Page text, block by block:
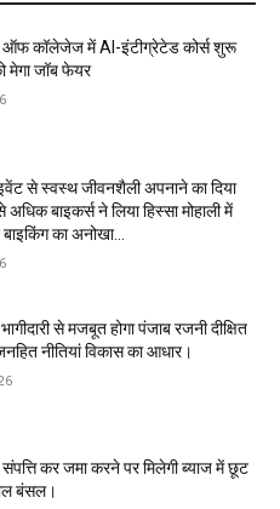
ऑफ कॉलेजेज में AI-इंटीग्रेटेड कोर्स शुरू
मेगा जॉब फेयर
से स्वस्थ जीवनशैली अपनाने का दिया
बाइकर्स ने लिया हिस्सा मोहाली में
का अनोखा...
से मजबूत होगा पंजाब रजनी दीक्षित
नीतियां विकास का आधार।
कर जमा करने पर मिलेगी ब्याज में छूट
बंसल।